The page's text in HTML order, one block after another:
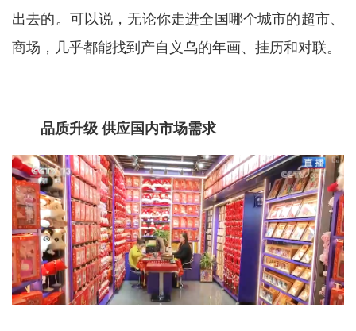
出去的。可以说，无论你走进全国哪个城市的超市、
商场，几乎都能找到产自义乌的年画、挂历和对联。
品质升级 供应国内市场需求